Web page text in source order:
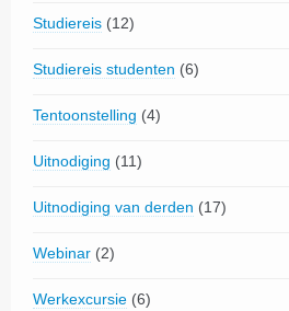
Studiereis (12)
Studiereis studenten (6)
Tentoonstelling (4)
Uitnodiging (11)
Uitnodiging van derden (17)
Webinar (2)
Werkexcursie (6)